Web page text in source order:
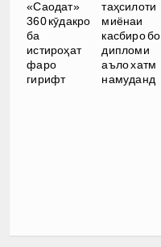
«Саодат»
360 кӯдакро
ба
истироҳат
фаро
гирифт
таҳсилоти
миёнаи
касбиро бо
дипломи
аъло хатм
намуданд